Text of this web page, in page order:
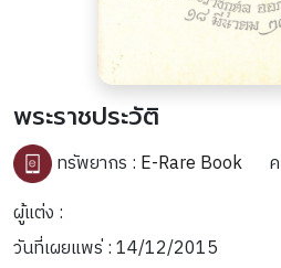
พระราชประวัติ
ทรัพยากร : E-Rare Book
ผู้แต่ง :
วันที่เผยแพร่ : 14/12/2015